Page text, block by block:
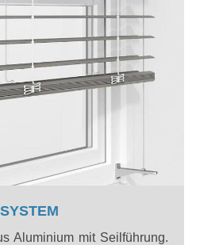
Aluminium mit Seilführung.